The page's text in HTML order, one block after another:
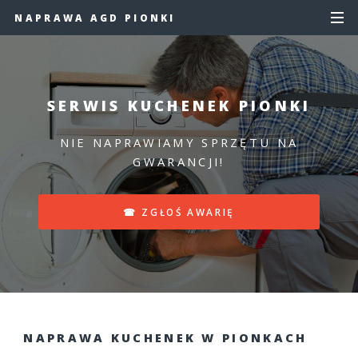
NAPRAWA AGD PIONKI
SERWIS KUCHENEK PIONKI
NIE NAPRAWIAMY SPRZĘTU NA
GWARANCJI!
☎ ZGŁOŚ AWARIĘ
NAPRAWA KUCHENEK W PIONKACH